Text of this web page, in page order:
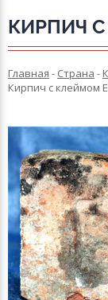
КИРПИЧ
Главная - Страна -
Кирпич с клеймом